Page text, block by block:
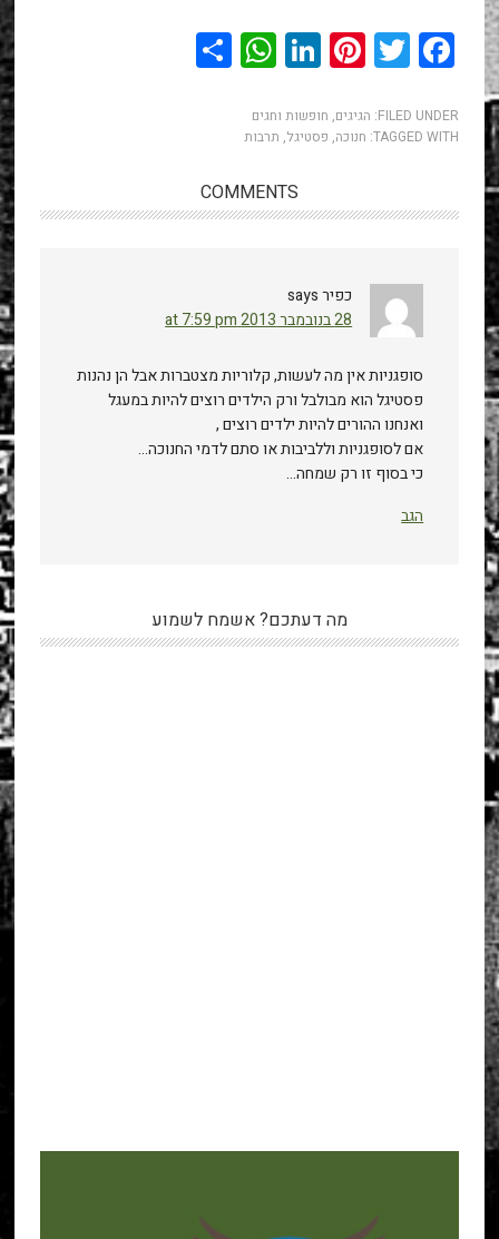
Facebook
Twitter
Pinterest
LinkedIn
WhatsApp
Share
FILED UNDER: הגיגים, חופשות וחגים
TAGGED WITH: חנוכה, פסטיגל, תרבות
COMMENTS
כפירsays
28 בנובמבר 2013 at 7:59 pm
סופגניות אין מה לעשות, קלוריות מצטברות אבל הן נהנות
פסטיגל הוא מבולבל ורק הילדים רוצים להיות במעגל
ואנחנו ההורים להיות ילדים רוצים ,
אם לסופגניות וללביבות או סתם לדמי החנוכה…
כי בסוף זו רק שמחה…
הגב
מה דעתכם? אשמח לשמוע